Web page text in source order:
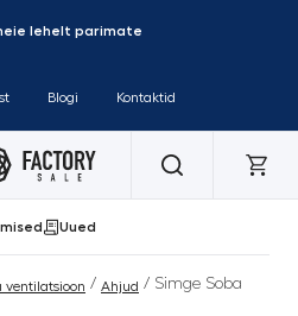
lehelt parimate
Blogi Kontaktid
Uued
ventilatsioon / Ahjud / Simge Soba